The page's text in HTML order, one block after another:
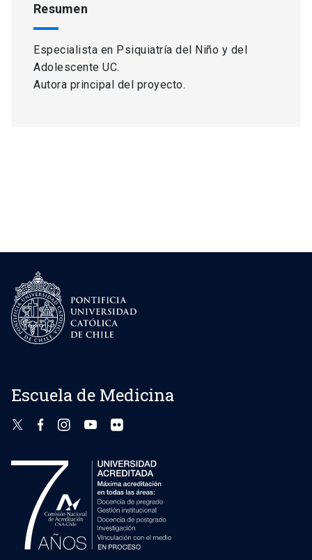
Resumen
Especialista en Psiquiatría del Niño y del
Adolescente UC.
Autora principal del proyecto.
Escuela de Medicina